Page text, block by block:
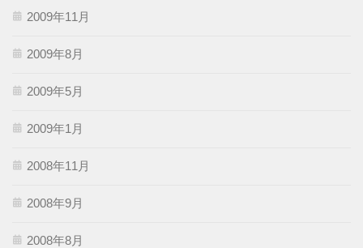
2009年11月
2009年8月
2009年5月
2009年1月
2008年11月
2008年9月
2008年8月